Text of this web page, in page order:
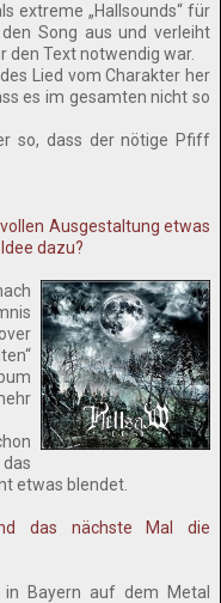
extreme „Hallsounds“ für
Song aus und verleiht
den Text notwendig war.
Lied vom Charakter her
es im gesamten nicht so
so, dass der nötige Pfiff
Ausgestaltung etwas
dazu?
etwas blendet.
das nächste Mal die
Bayern auf dem Metal